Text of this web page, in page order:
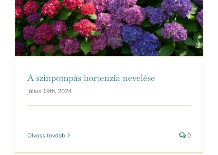
A színpompás hortenzia nevelése
július 19th, 2024
Olvass tovább 0